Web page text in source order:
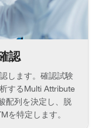
認
します。確認試験
するMulti Attribute
配列を決定し、脱
を特定します。